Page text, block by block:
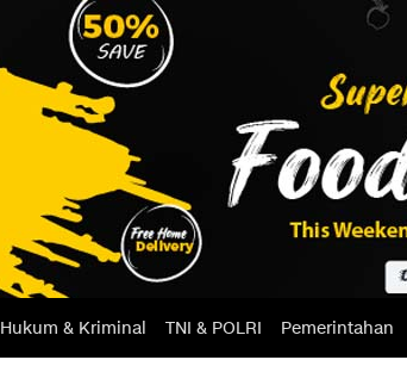
Hukum & Kriminal TNI & POLRI Pemerintahan